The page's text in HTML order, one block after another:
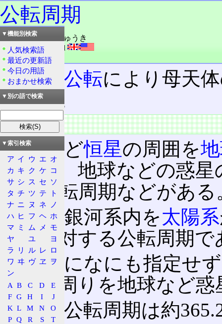
公転周期
読み：こうてんしゅうき
外語：orbital period
品詞：名詞
天体が 公転により母天
る時間。
概要
太陽など恒星の周囲を
周期や、地球などの惑
する公転周期などがある
また、銀河系内を太陽系
中心
に対する公転周期
但し特になにも指定せ
太陽の周りを地球など
地球の公転周期は約
▼機能別検索
人気検索語
最近の更新語
今日の用語
おまかせ検索
▼別の語で検索
▼索引検索
ア イ ウ エ オ
カ キ ク ケ コ
サ シ ス セ ソ
タ チ ツ テ
ト
ナ ニ ヌ ネ
ノ
ハ ヒ フ ヘ ホ
マ ミ ム メ
モ
ヤ
ユ
ヨ
ラ
リ ル レ ロ
ワ ヰ ヴ ヱ
ヲ
ン
A B C D
E
F G H I
J
K L M N
O
P Q R S
T